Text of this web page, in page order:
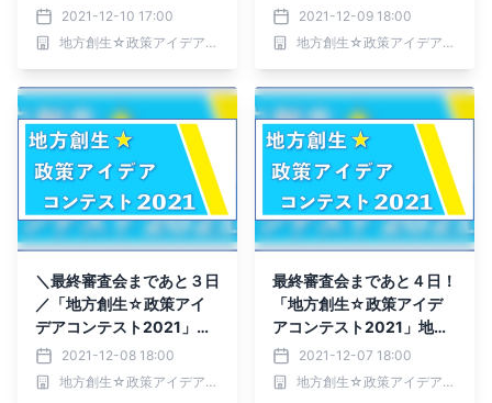
1」
2021-12-10 17:00
地方創生☆政策アイデアコンテスト2021事務局
界で活躍している審査員の
皆様をご紹介します！
2021-12-09 18:00
地方創生☆政策アイデアコンテスト2021事務局
＼最終審査会まであと３日
／「地方創生☆政策アイ
デアコンテスト2021」各
界で活躍している審査員の
皆様をご紹介します！
2021-12-08 18:00
地方創生☆政策アイデアコンテスト2021事務局
最終審査会まであと４日！
「地方創生☆政策アイデ
アコンテスト2021」地方
公共団体の部 出場者決
定！
2021-12-07 18:00
地方創生☆政策アイデアコンテスト2021事務局